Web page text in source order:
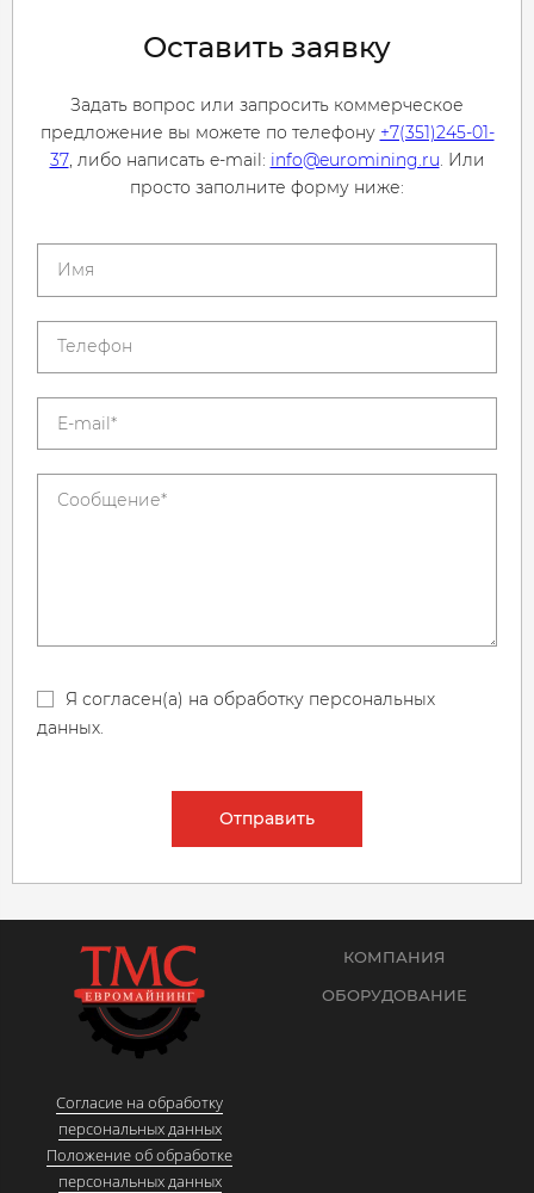
Оставить заявку
Задать вопрос или запросить коммерческое
предложение вы можете по телефону +7(351)245-01-
37, либо написать e-mail: info@euromining.ru. Или
просто заполните форму ниже:
Я согласен(а) на обработку персональных
данных.
Отправить
Согласие на обработку
персональных данных
Положение об обработке
персональных данных
КОМПАНИЯ
ОБОРУДОВАНИЕ